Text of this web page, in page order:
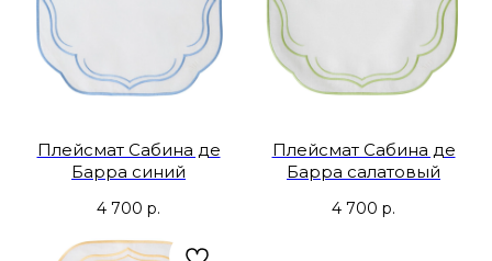
Плейсмат Сабина де
Барра синий
4 700 р.
Плейсмат Сабина де
Барра салатовый
4 700 р.